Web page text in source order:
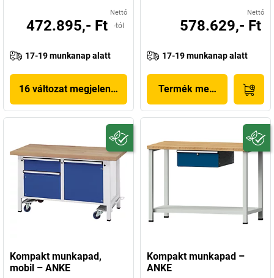
Nettó
472.895,- Ft -tól
17-19 munkanap alatt
16 változat megjelenítése
Nettó
578.629,- Ft
17-19 munkanap alatt
Termék megjelenítése
Kompakt munkapad,
mobil – ANKE
Kompakt munkapad –
ANKE